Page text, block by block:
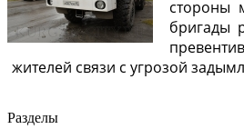
стороны
бригады
жителей связи с угрозой
Разделы